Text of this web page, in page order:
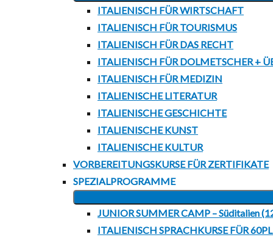
ITALIENISCH FÜR WIRTSCHAFT
ITALIENISCH FÜR TOURISMUS
ITALIENISCH FÜR DAS RECHT
ITALIENISCH FÜR DOLMETSCHER +
ITALIENISCH FÜR MEDIZIN
ITALIENISCHE LITERATUR
ITALIENISCHE GESCHICHTE
ITALIENISCHE KUNST
ITALIENISCHE KULTUR
VORBEREITUNGSKURSE FÜR ZERTIFIKATE
SPEZIALPROGRAMME
JUNIOR SUMMER CAMP – Süditalien
ITALIENISCH SPRACHKURSE FÜR